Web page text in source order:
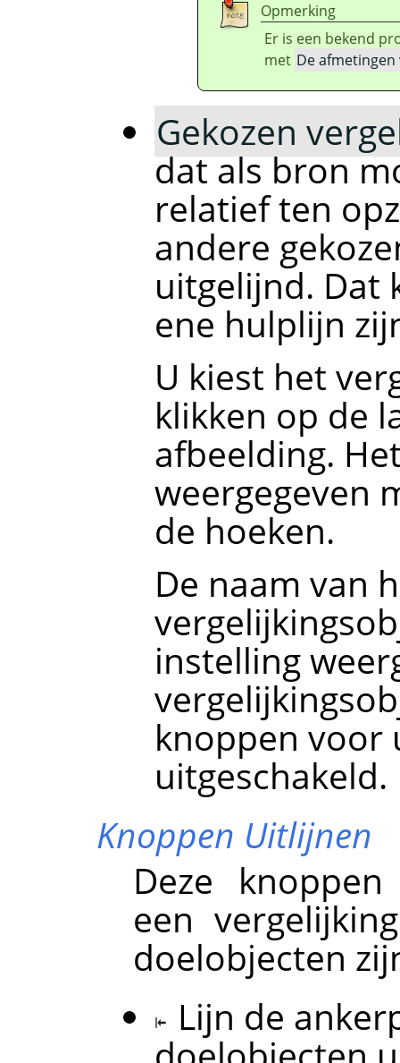
Opmerking
Er is een bekend
met De
Gekozen
dat als bron
relatief ten
andere
uitgelijnd. Dat
ene hulplijn
U kiest het
klikken op de
afbeelding.
weergegeven
de hoeken.
De naam van
instelling
knoppen voor
uitgeschakeld.
Knoppen Uitlijnen
Deze
een
doelobjecten
Lijn de